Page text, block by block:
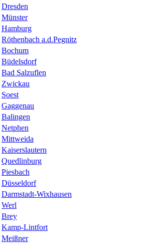
Dresden
Münster
Hamburg
Röthenbach a.d.Pegnitz
Bochum
Büdelsdorf
Bad Salzuflen
Zwickau
Soest
Gaggenau
Balingen
Netphen
Mittweida
Kaiserslautern
Quedlinburg
Piesbach
Düsseldorf
Darmstadt-Wixhausen
Werl
Brey
Kamp-Lintfort
Meißner